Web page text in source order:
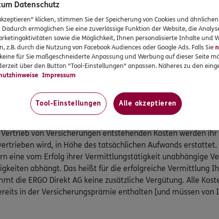
teil:
Kranken- und Pflegeversicherung, Postfach 06 02 22,
31,www.pkv-ombudsmann.de , sofern es um
geht.
e.V., Postfach 080632, 10006 Berlin, Telefon: 0800 /
,http://
mit anderen privaten Versicherungen geht (außer
an.
Vertrieb von Versicherungen entstehenden Kosten werden
wird, in Höhe des tatsächlichen Aufwands erstattet.
eine vom Erfolg ihrer Vermittlungstätigkeit unabhängige
abhängt. Das heißt für die erfolgreiche Vermittlung
die ERGO Direkt AG keine zusätzliche Vergütung. Alle
in der Versicherungsprämie enthalten [und müssen von
Datenschutz
klicken, stimmen Sie der Speicherung von Cookies und
ermöglichen Sie eine zuverlässige Funktion der Website, die
sowie die Möglichkeit, Ihnen personalisierte Inhalte und
z.B. durch die Nutzung von Facebook Audiences oder Google Ads. Falls Sie
für Sie maßgeschneiderte Anpassung und Werbung auf dieser Seite
über den Button "Tool-Einstellungen" anpassen. Näheres zu den
Impressum
Tool-Einstellungen Alle akzeptieren